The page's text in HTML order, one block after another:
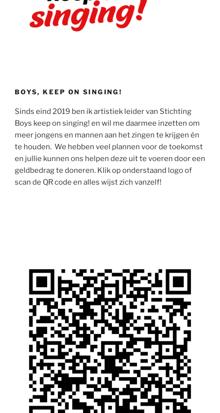
BOYS, KEEP ON SINGING!
Sinds eind 2019 ben ik artistiek leider van Stichting
Boys keep on singing! en wil me daarmee inzetten om
meer jongens en mannen aan het zingen te krijgen én
te houden. We hebben veel plannen voor de toekomst
en jullie kunnen ons helpen deze uit te voeren door een
geldbedrag te doneren. Klik op onderstaand logo of
scan de QR code en alles wijst zich vanzelf!